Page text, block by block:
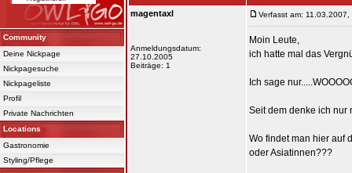
Community
Deine Nickpage
Nickpagesuche
Nickpageliste
Profil
Private Nachrichten
Locations
Gastronomie
Styling/Pflege
magentaxl
Anmeldungsdatum:
27.10.2005
Beiträge: 1
Verfasst am: 11.03.2007,
Moin Leute,
ich hatte mal das
Ich sage
Seit dem denke ich nur
Wo findet man hier auf
oder Asiatinnen???